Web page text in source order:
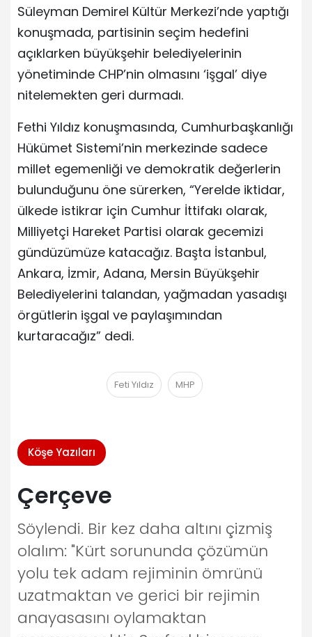
Süleyman Demirel Kültür Merkezi’nde yaptığı
konuşmada, partisinin seçim hedefini
açıklarken büyükşehir belediyelerinin
yönetiminde CHP’nin olmasını ‘işgal’ diye
nitelemekten geri durmadı.
Fethi Yıldız konuşmasında, Cumhurbaşkanlığı
Hükümet Sistemi’nin merkezinde sadece
millet egemenliği ve demokratik değerlerin
bulunduğunu öne sürerken, “Yerelde iktidar,
ülkede istikrar için Cumhur İttifakı olarak,
Milliyetçi Hareket Partisi olarak gecemizi
gündüzümüze katacağız. Başta İstanbul,
Ankara, İzmir, Adana, Mersin Büyükşehir
Belediyelerini talandan, yağmadan yasadışı
örgütlerin işgal ve paylaşımından
kurtaracağız” dedi.
Feti Yıldız MHP
Köşe Yazıları
Çerçeve
Söylendi. Bir kez daha altını çizmiş
olalım: "Kürt sorununda çözümün
yolu tek adam rejiminin ömrünü
uzatmaktan ve gerici bir rejimin
anayasasını oylamaktan